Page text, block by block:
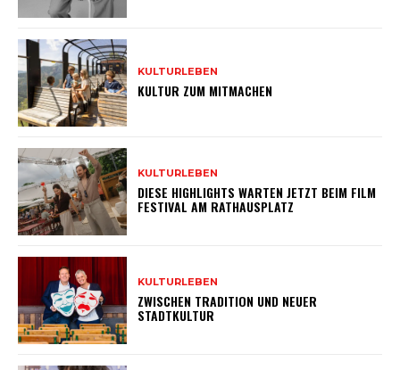
KULTURLEBEN
KULTUR ZUM MITMACHEN
KULTURLEBEN
DIESE HIGHLIGHTS WARTEN JETZT BEIM FILM
FESTIVAL AM RATHAUSPLATZ
KULTURLEBEN
ZWISCHEN TRADITION UND NEUER
STADTKULTUR